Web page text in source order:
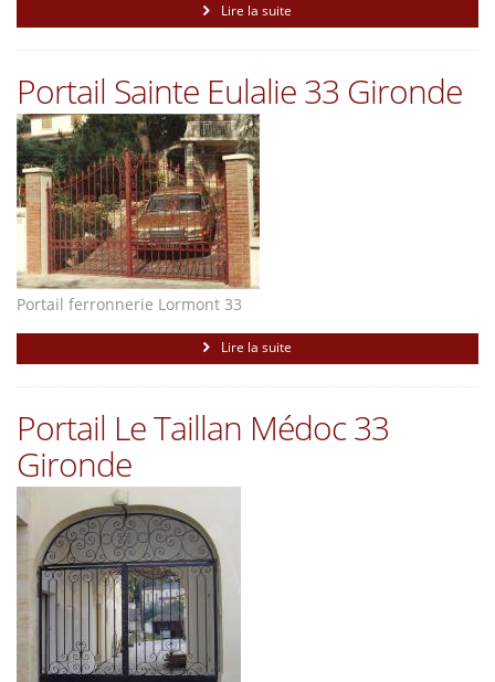
Lire la suite
Portail Sainte Eulalie 33 Gironde
Portail ferronnerie Lormont 33
Lire la suite
Portail Le Taillan Médoc 33
Gironde